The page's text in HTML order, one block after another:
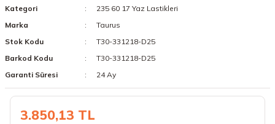
19 Lastikler
Kategori
235 60 17 Yaz Lastikleri
Marka
Taurus
Stok Kodu
T30-331218-D25
Barkod Kodu
T30-331218-D25
Garanti Süresi
24 Ay
3.850,13 TL